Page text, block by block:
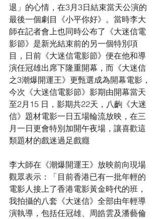
退」的心情，在3月3日結束當天公演的
最後一個劇目《小平你好》。當時李大
師在記者會上也同時公布了《大迷信電
影節》是新光結束前的另一個特別項
目，日前《大迷信電影節》便在他和導
演任冠雄出席下隆重開幕，而《大迷信
之3潮爆開運王》更甄選成為開幕電影，
今次《大迷信電影節》影期由開幕當天
至2月15 日，影期共22天，八齣《大迷
信》題材電影一日五場輪流放映， 在三
月一日更會特別加開午夜場， 讓喜歡這
類題材的戲迷過足戲癮
李大師在《潮爆開運王》放映前向現場
觀眾表示：「目前香港已有一批年輕的
電影人接上了香港電影黃金時代的班，
我拍攝的八套《大迷信》全部由年輕導
演執導，包括任冠雄、周皓雲及潘藝倫